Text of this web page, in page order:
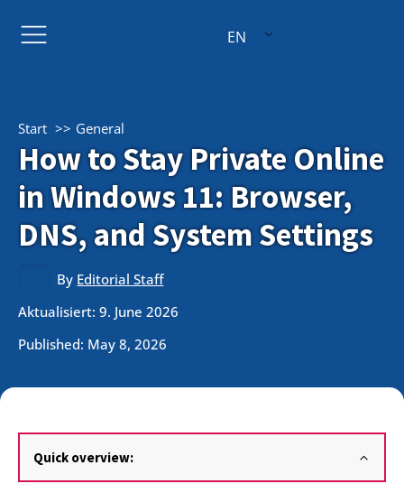
EN
Start General
How to Stay Private Online
in Windows 11: Browser,
DNS, and System Settings
By Editorial Staff
Aktualisiert: 9. June 2026
Published: May 8, 2026
Quick overview: